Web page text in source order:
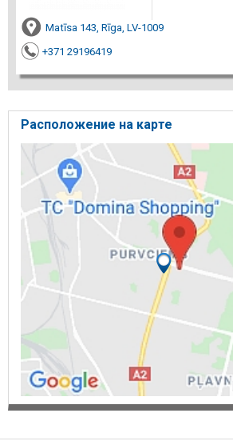
Matīsa 143, Rīga, LV-1009
+371 29196419
Расположение на карте